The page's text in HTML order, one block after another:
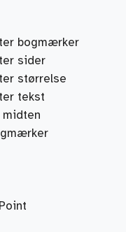
bogmærker
sider
størrelse
tekst
midten